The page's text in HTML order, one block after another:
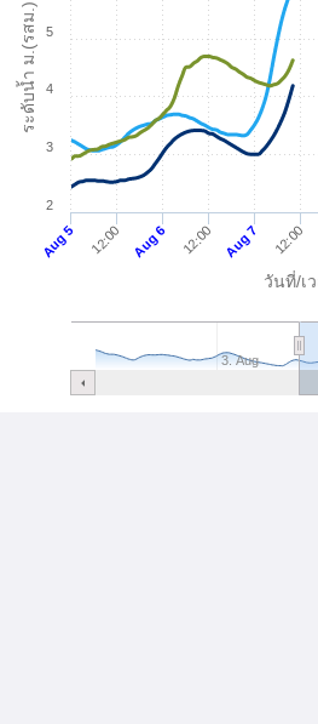
วันที่/เ
ระดับน้ำ ม.(รสม.)
A
u
g
5 12:00 A
u
g
6 12:00 A
u
g
7 12:00
3. Aug
2
3
4
5